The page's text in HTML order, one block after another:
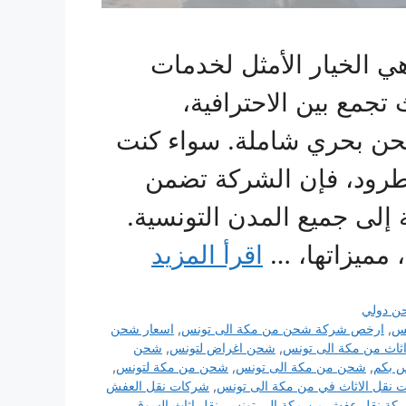
الخيار الأمثل لخدمات
بين الاحترافية،
بحري شاملة. سواء كنت
فإن الشركة تضمن
جميع المدن التونسية.
… اقرأ المزيد
دولي
, ارخص شركة شحن من مكة الى تونس, اسعار شحن
من مكة الى تونس, شحن اغراض لتونس, شحن
بكم, شحن من مكة الى تونس, شحن من مكة لتونس,
نقل الاثاث في من مكة الى تونس, شركات نقل العفش